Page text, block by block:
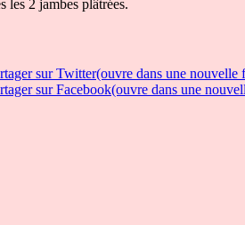
les 2 jambes plâtrées.
sur Twitter(ouvre dans une nouvelle
sur Facebook(ouvre dans une